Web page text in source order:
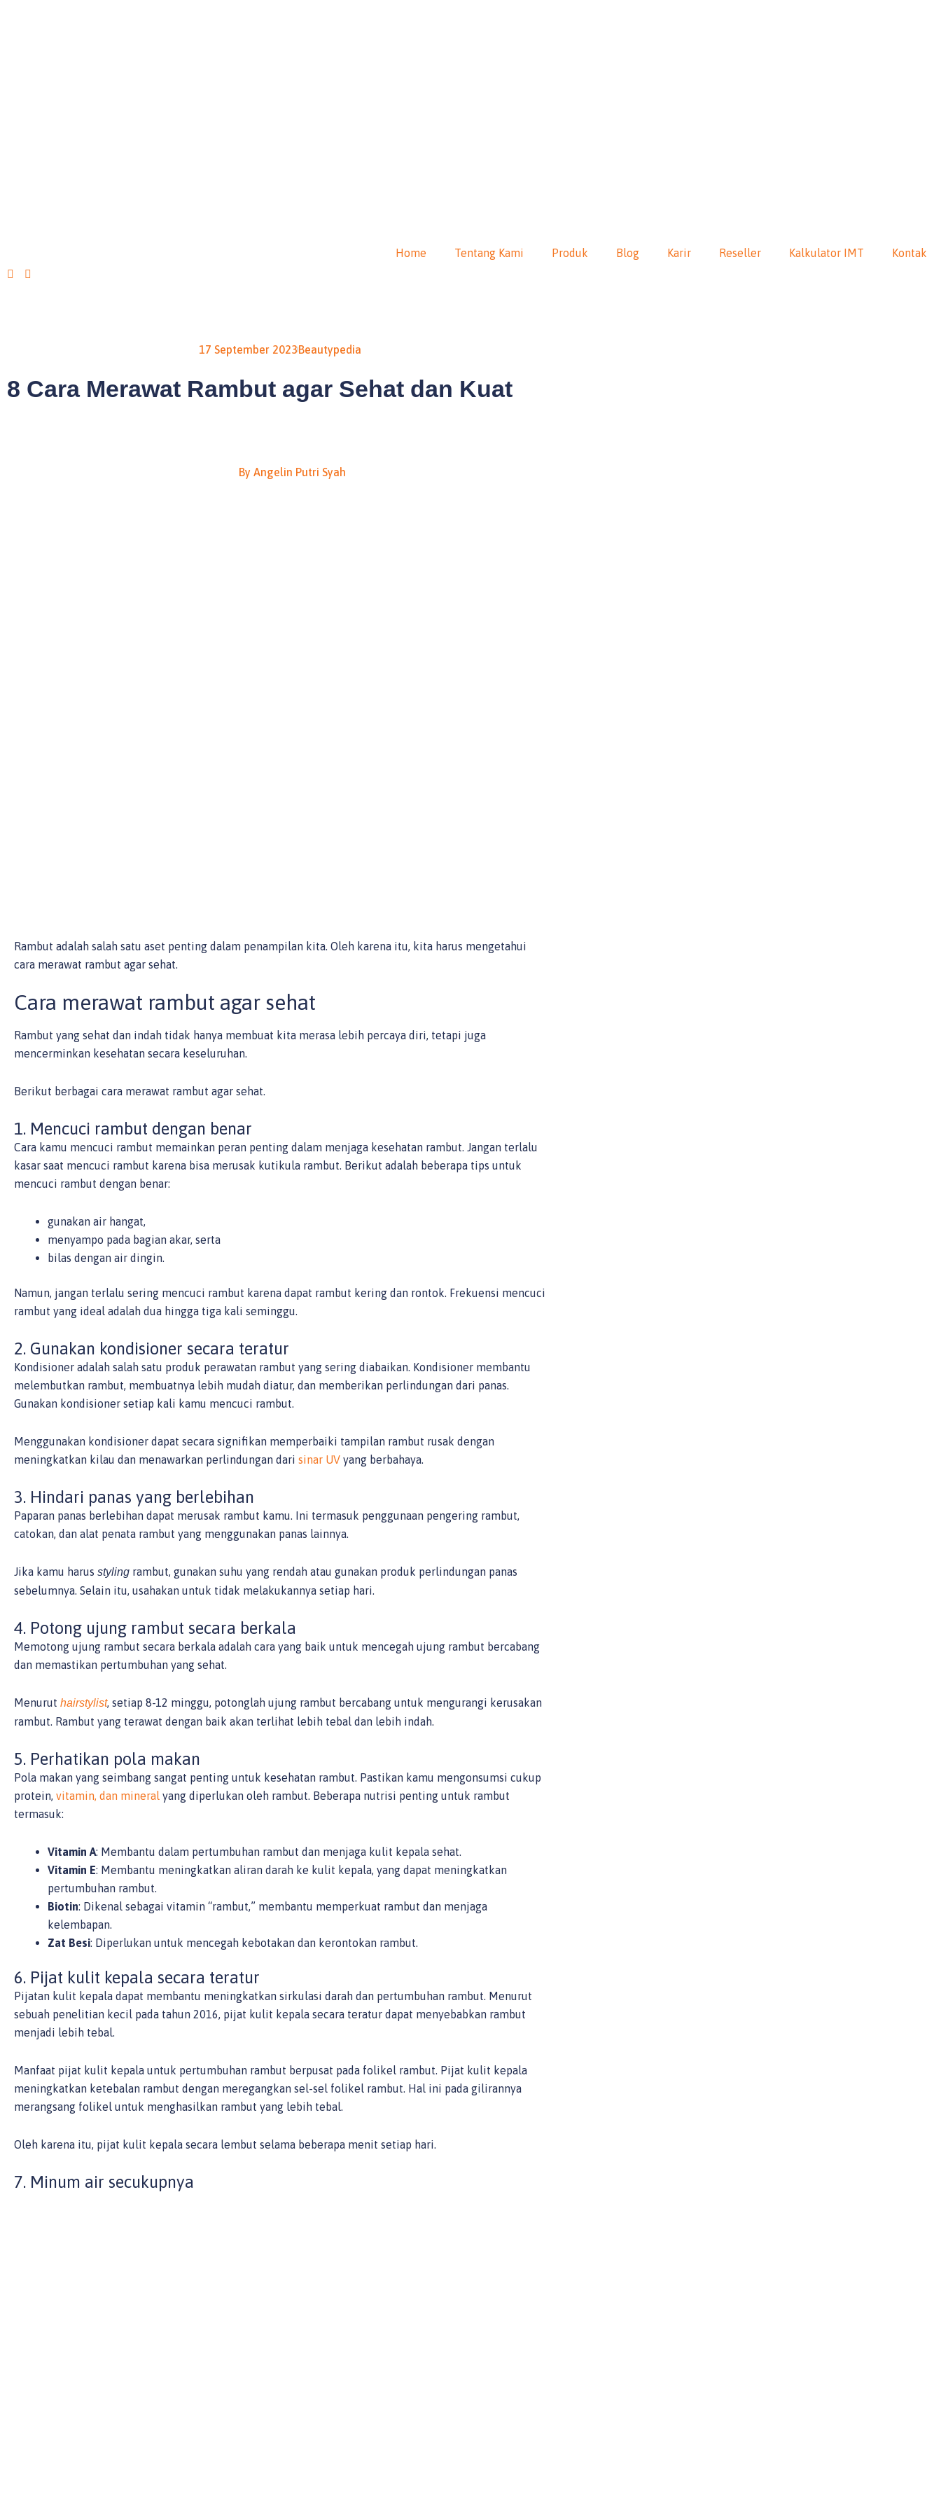
Home Tentang Kami Produk Blog Karir Reseller Kalkulator IMT Kontak
17 September 2023 Beautypedia
8 Cara Merawat Rambut agar Sehat dan Kuat
By Angelin Putri Syah
Rambut adalah salah satu aset penting dalam penampilan kita. Oleh karena itu, kita harus mengetahui
cara merawat rambut agar sehat.
Cara merawat rambut agar sehat
Rambut yang sehat dan indah tidak hanya membuat kita merasa lebih percaya diri, tetapi juga
mencerminkan kesehatan secara keseluruhan.
Berikut berbagai cara merawat rambut agar sehat.
1. Mencuci rambut dengan benar
Cara kamu mencuci rambut memainkan peran penting dalam menjaga kesehatan rambut. Jangan terlalu
kasar saat mencuci rambut karena bisa merusak kutikula rambut. Berikut adalah beberapa tips untuk
mencuci rambut dengan benar:
gunakan air hangat,
menyampo pada bagian akar, serta
bilas dengan air dingin.
Namun, jangan terlalu sering mencuci rambut karena dapat rambut kering dan rontok. Frekuensi mencuci
rambut yang ideal adalah dua hingga tiga kali seminggu.
2. Gunakan kondisioner secara teratur
Kondisioner adalah salah satu produk perawatan rambut yang sering diabaikan. Kondisioner membantu
melembutkan rambut, membuatnya lebih mudah diatur, dan memberikan perlindungan dari panas.
Gunakan kondisioner setiap kali kamu mencuci rambut.
Menggunakan kondisioner dapat secara signifikan memperbaiki tampilan rambut rusak dengan
meningkatkan kilau dan menawarkan perlindungan dari sinar UV yang berbahaya.
3. Hindari panas yang berlebihan
Paparan panas berlebihan dapat merusak rambut kamu. Ini termasuk penggunaan pengering rambut,
catokan, dan alat penata rambut yang menggunakan panas lainnya.
Jika kamu harus styling rambut, gunakan suhu yang rendah atau gunakan produk perlindungan panas
sebelumnya. Selain itu, usahakan untuk tidak melakukannya setiap hari.
4. Potong ujung rambut secara berkala
Memotong ujung rambut secara berkala adalah cara yang baik untuk mencegah ujung rambut bercabang
dan memastikan pertumbuhan yang sehat.
Menurut hairstylist, setiap 8-12 minggu, potonglah ujung rambut bercabang untuk mengurangi kerusakan
rambut. Rambut yang terawat dengan baik akan terlihat lebih tebal dan lebih indah.
5. Perhatikan pola makan
Pola makan yang seimbang sangat penting untuk kesehatan rambut. Pastikan kamu mengonsumsi cukup
protein, vitamin, dan mineral yang diperlukan oleh rambut. Beberapa nutrisi penting untuk rambut
termasuk:
Vitamin A: Membantu dalam pertumbuhan rambut dan menjaga kulit kepala sehat.
Vitamin E: Membantu meningkatkan aliran darah ke kulit kepala, yang dapat meningkatkan
pertumbuhan rambut.
Biotin: Dikenal sebagai vitamin “rambut,” membantu memperkuat rambut dan menjaga
kelembapan.
Zat Besi: Diperlukan untuk mencegah kebotakan dan kerontokan rambut.
6. Pijat kulit kepala secara teratur
Pijatan kulit kepala dapat membantu meningkatkan sirkulasi darah dan pertumbuhan rambut. Menurut
sebuah penelitian kecil pada tahun 2016, pijat kulit kepala secara teratur dapat menyebabkan rambut
menjadi lebih tebal.
Manfaat pijat kulit kepala untuk pertumbuhan rambut berpusat pada folikel rambut. Pijat kulit kepala
meningkatkan ketebalan rambut dengan meregangkan sel-sel folikel rambut. Hal ini pada gilirannya
merangsang folikel untuk menghasilkan rambut yang lebih tebal.
Oleh karena itu, pijat kulit kepala secara lembut selama beberapa menit setiap hari.
7. Minum air secukupnya